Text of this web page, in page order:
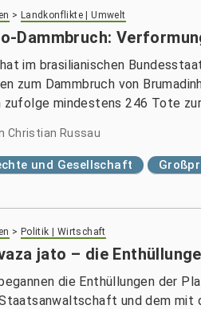
> Landkonflikte | Umwelt
Dammbruch:
im brasilianischen
zum Dammbruch von
zufolge mindestens 246 Tote
Christian Russau
und Gesellschaft
> Politik | Wirtschaft
jato – die
die Enthüllungen der
und dem mit